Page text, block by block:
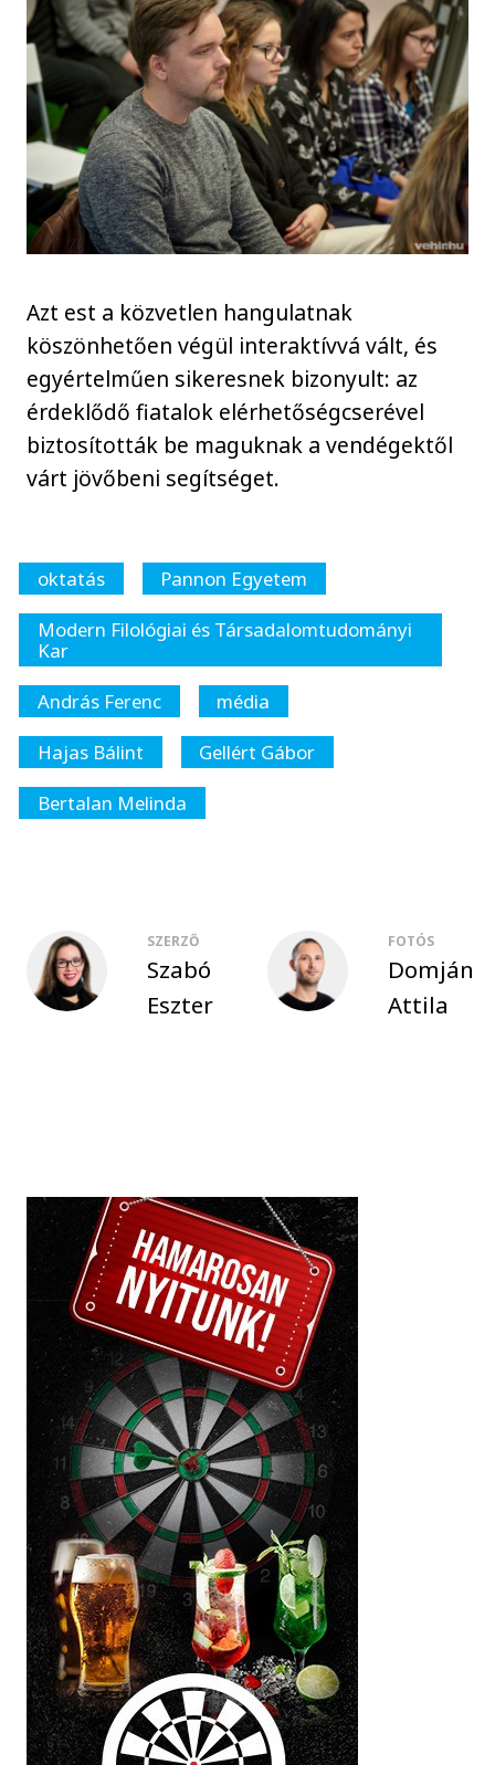
Azt est a közvetlen hangulatnak
köszönhetően végül interaktívvá vált, és
egyértelműen sikeresnek bizonyult: az
érdeklődő fiatalok elérhetőségcserével
biztosították be maguknak a vendégektől
várt jövőbeni segítséget.
oktatás
Pannon Egyetem
Modern Filológiai és Társadalomtudományi
Kar
András Ferenc
média
Hajas Bálint
Gellért Gábor
Bertalan Melinda
SZERZŐ
Szabó
Eszter
FOTÓS
Domján
Attila